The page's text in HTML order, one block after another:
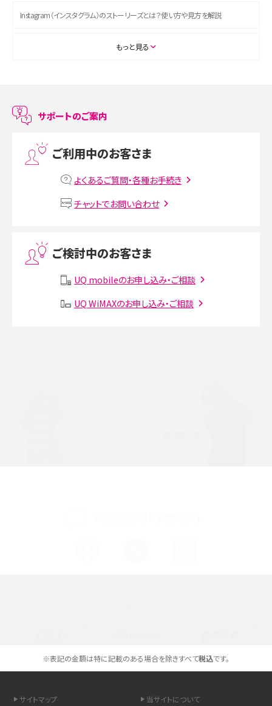
Instagram（インスタグラム）のストーリーズとは？使い方や見方を解説
ASMRとは？初心者向けの代表ジャンルや楽しみ方を解説
LINEで友だちを削除する方法は？方法ごとの影響や復活・復元する方法も解説
MNOとは？MVNOやMVNEとの違いやメリット・デメリットを解説
VPN接続とは？仕組みや必要性、メリット・デメリット、接続方法を解説
Instagram（インスタグラム）でスクショするとバレる？バレるケースや撮り方も解
SMSとは？料金やできること、注意点や届かない時の対処法を解説
スマホや携帯端末の通信速度制限とは？回避のコツや解除のタイミング・方法
を解説
LINEの引き継ぎ方法は？対象データや事前準備・条件・注意点などを解説
もっと見る
サポートのご案内
ご利用中のお客さま
よくあるご質問・各種お手続き
チャットでお問い合わせ
ご検討中のお客さま
UQ mobileのお申し込み・ご相談
UQ WiMAXのお申し込み・ご相談
※表記の金額は特に記載のある場合を除きすべて税込です。
サイトマップ
当サイトについて